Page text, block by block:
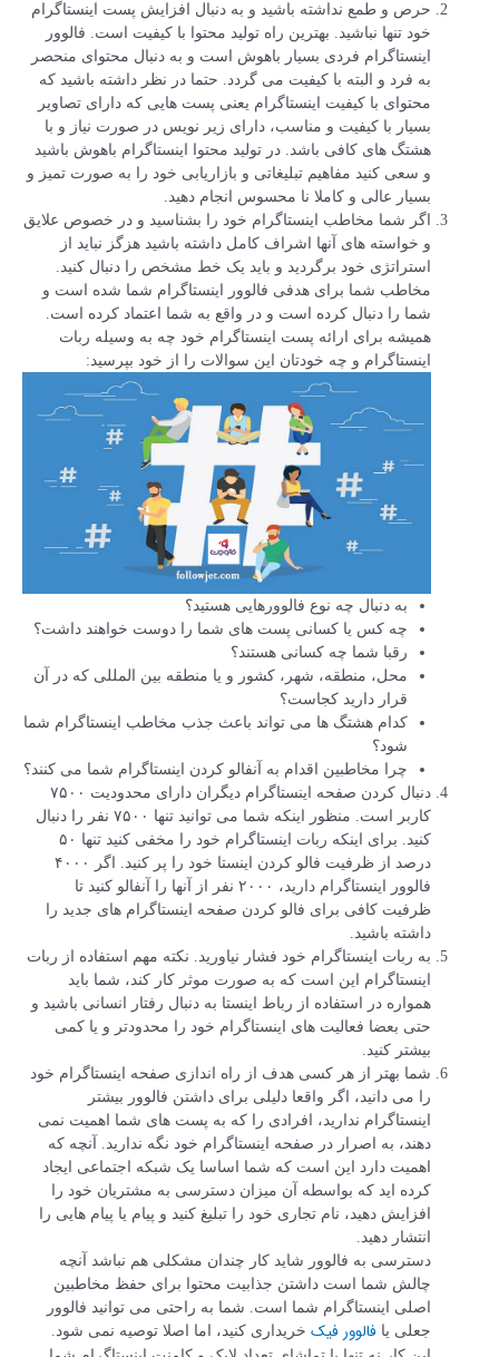
حرص و طمع نداشته باشید و به دنبال افزایش پست اینستاگرام
خود تنها نباشید. بهترین راه تولید محتوا با کیفیت است. فالوور
اینستاگرام فردی بسیار باهوش است و به دنبال محتوای منحصر
به فرد و البته با کیفیت می گردد. حتما در نظر داشته باشید که
محتوای با کیفیت اینستاگرام یعنی پست هایی که دارای تصاویر
بسیار با کیفیت و مناسب، دارای زیر نویس در صورت نیاز و با
هشتگ های کافی باشد. در تولید محتوا اینستاگرام باهوش باشید
و سعی کنید مفاهیم تبلیغاتی و بازاریابی خود را به صورت تمیز و
بسیار عالی و کاملا نا محسوس انجام دهید.
اگر شما مخاطب اینستاگرام خود را بشناسید و در خصوص علایق
و خواسته های آنها اشراف کامل داشته باشید هزگز نباید از
استراتژی خود برگردید و باید یک خط مشخص را دنبال کنید.
مخاطب شما برای هدفی فالوور اینستاگرام شما شده است و
شما را دنبال کرده است و در واقع به شما اعتماد کرده است.
همیشه برای ارائه پست اینستاگرام خود چه به وسیله ربات
اینستاگرام و چه خودتان این سوالات را از خود بپرسید:
به دنبال چه نوع فالوورهایی هستید؟
چه کس یا کسانی پست های شما را دوست خواهند داشت؟
رقبا شما چه کسانی هستند؟
محل، منطقه، شهر، کشور و یا منطقه بین المللی که در آن
قرار دارید کجاست؟
کدام هشتگ ها می تواند باعث جذب مخاطب اینستاگرام شما
شود؟
چرا مخاطبین اقدام به آنفالو کردن اینستاگرام شما می کنند؟
دنبال کردن صفحه اینستاگرام دیگران دارای محدودیت ۷۵۰۰
کاربر است. منظور اینکه شما می توانید تنها ۷۵۰۰ نفر را دنبال
کنید. برای اینکه ربات اینستاگرام خود را مخفی کنید تنها ۵۰
درصد از ظرفیت فالو کردن اینستا خود را پر کنید. اگر ۴۰۰۰
فالوور اینستاگرام دارید، ۲۰۰۰ نفر از آنها را آنفالو کنید تا
ظرفیت کافی برای فالو کردن صفحه اینستاگرام های جدید را
داشته باشید.
به ربات اینستاگرام خود فشار نیاورید. نکته مهم استفاده از ربات
اینستاگرام این است که به صورت موثر کار کند، شما باید
همواره در استفاده از رباط اینستا به دنبال رفتار انسانی باشید و
حتی بعضا فعالیت های اینستاگرام خود را محدودتر و یا کمی
بیشتر کنید.
شما بهتر از هر کسی هدف از راه اندازی صفحه اینستاگرام خود
را می دانید، اگر واقعا دلیلی برای داشتن فالوور بیشتر
اینستاگرام ندارید، افرادی را که به پست های شما اهمیت نمی
دهند، به اصرار در صفحه اینستاگرام خود نگه ندارید. آنچه که
اهمیت دارد این است که شما اساسا یک شبکه اجتماعی ایجاد
کرده اید که بواسطه آن میزان دسترسی به مشتریان خود را
افزایش دهید، نام تجاری خود را تبلیغ کنید و پیام یا پیام هایی را
انتشار دهید.
دسترسی به فالوور شاید کار چندان مشکلی هم نباشد آنچه
چالش شما است داشتن جذابیت محتوا برای حفظ مخاطبین
اصلی اینستاگرام شما است. شما به راحتی می توانید فالوور
جعلی یافالوور فیک خریداری کنید، اما اصلا توصیه نمی شود.